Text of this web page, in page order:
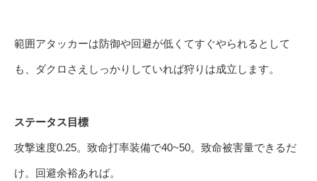
範囲アタッカーは防御や回避が低くてすぐやられるとして
も、ダクロさえしっかりしていれば狩りは成立します。
ステータス目標
攻撃速度0.25。致命打率装備で40~50。致命被害量できるだ
け。回避余裕あれば。